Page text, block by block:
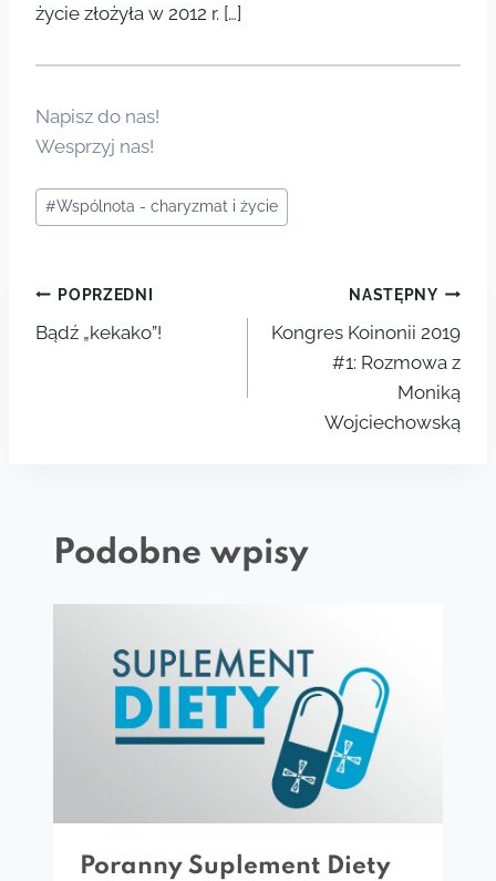
życie złożyła w 2012 r. […]
Napisz do nas!
Wesprzyj nas!
Tagi
wpisu:
#Wspólnota - charyzmat i życie
Nawigacja
wpisu
POPRZEDNI
Bądź „kekako”!
NASTĘPNY
Kongres Koinonii 2019
#1: Rozmowa z
Moniką
Wojciechowską
Podobne wpisy
Poranny Suplement Diety